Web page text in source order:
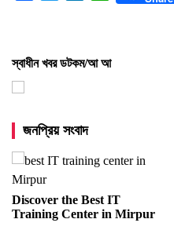
স্বাধীন খবর ডটকম/আ আ
জনপ্রিয় সংবাদ
Discover the Best IT
Training Center in Mirpur